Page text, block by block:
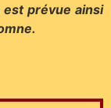
est prévue ainsi